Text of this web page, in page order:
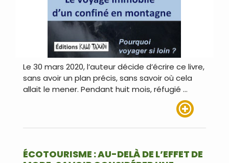
Le 30 mars 2020, l’auteur décide d’écrire ce livre,
sans avoir un plan précis, sans savoir où cela
allait le mener. Pendant huit mois, réfugié …
ÉCOTOURISME : AU-DELÀ DE L’EFFET DE